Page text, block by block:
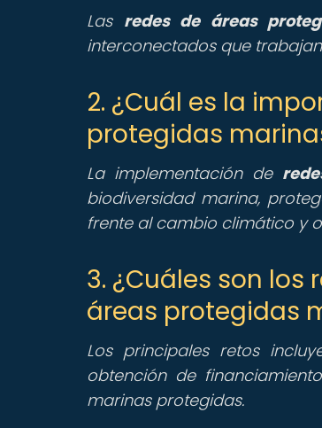
Las redes de áreas
interconectados que
2. ¿Cuál es la
protegidas
La implementación de
biodiversidad marina,
frente al cambio climático y
3. ¿Cuáles son
áreas protegidas
Los principales retos
obtención de
marinas protegidas.